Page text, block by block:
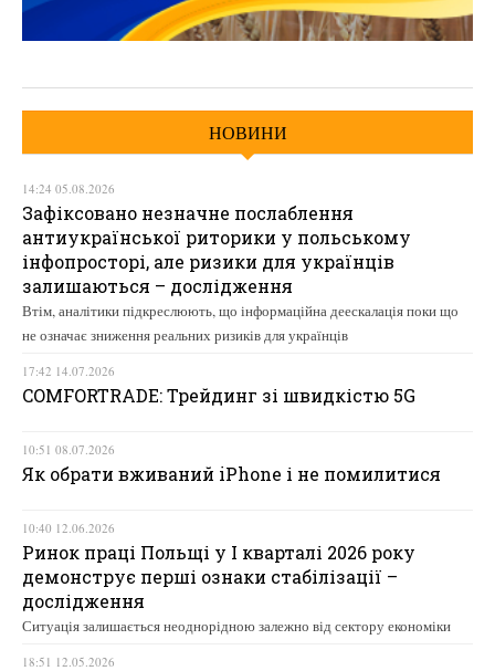
НОВИНИ
14:24 05.08.2026
Зафіксовано незначне послаблення
антиукраїнської риторики у польському
інфопросторі, але ризики для українців
залишаються – дослідження
Втім, аналітики підкреслюють, що інформаційна деескалація поки що
не означає зниження реальних ризиків для українців
17:42 14.07.2026
COMFORTRADE: Трейдинг зі швидкістю 5G
10:51 08.07.2026
Як обрати вживаний iPhone і не помилитися
10:40 12.06.2026
Ринок праці Польщі у І кварталі 2026 року
демонструє перші ознаки стабілізації –
дослідження
Ситуація залишається неоднорідною залежно від сектору економіки
18:51 12.05.2026